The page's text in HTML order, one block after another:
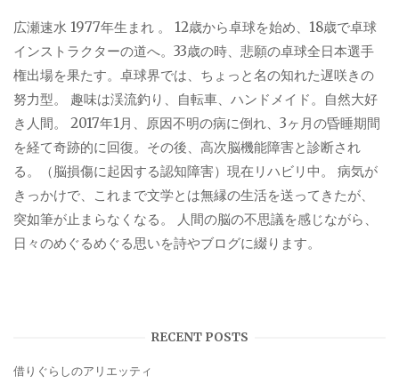
広瀬速水 1977年生まれ 。 12歳から卓球を始め、18歳で卓球
インストラクターの道へ。33歳の時、悲願の卓球全日本選手
権出場を果たす。卓球界では、ちょっと名の知れた遅咲きの
努力型。 趣味は渓流釣り、自転車、ハンドメイド。自然大好
き人間。 2017年1月、原因不明の病に倒れ、3ヶ月の昏睡期間
を経て奇跡的に回復。その後、高次脳機能障害と診断され
る。（脳損傷に起因する認知障害）現在リハビリ中。 病気が
きっかけで、これまで文学とは無縁の生活を送ってきたが、
突如筆が止まらなくなる。 人間の脳の不思議を感じながら、
日々のめぐるめぐる思いを詩やブログに綴ります。
RECENT POSTS
借りぐらしのアリエッティ